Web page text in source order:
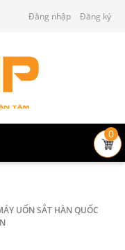
Đăng nhập Đăng ký
0
UỐN SẮT HÀN QUỐC